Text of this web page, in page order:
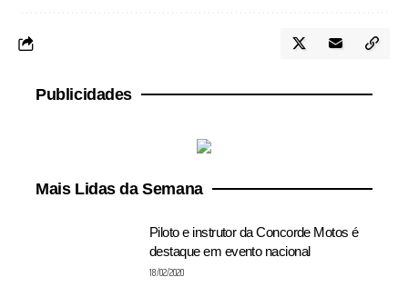
Publicidades
Mais Lidas da Semana
Piloto e instrutor da Concorde Motos é
destaque em evento nacional
18/02/2020